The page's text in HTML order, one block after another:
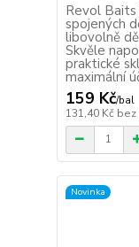
Revol Baits
spojených
libovolně
Skvěle
praktické
maximální
159 Kč/bal
131,40 Kč bez
Novinka